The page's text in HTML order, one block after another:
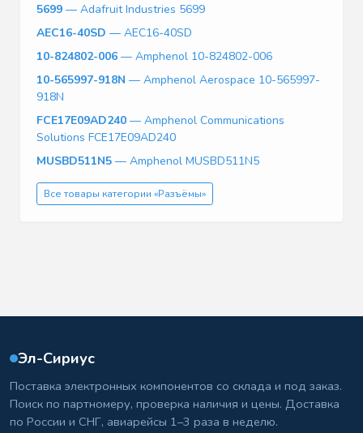
5699 — Adafruit Industries 5699
AEC16-40SD — AEC16-40SD
10-824802-006 — Amphenol 10-824802-006
10-565997-918N — Amphenol Aerospace 10-565997-
918N
FCE17E09AD240 — Amphenol Communications
Solutions FCE17E09AD240
MUSBD511N5 — Amphenol MUSBD511N5
Все товары категории «Разъёмы»
Эл-Сириус
Поставка электронных компонентов со склада и под заказ.
Поиск по партномеру, проверка наличия и цены. Доставка
по России и СНГ, авиарейсы 1–3 раза в неделю.